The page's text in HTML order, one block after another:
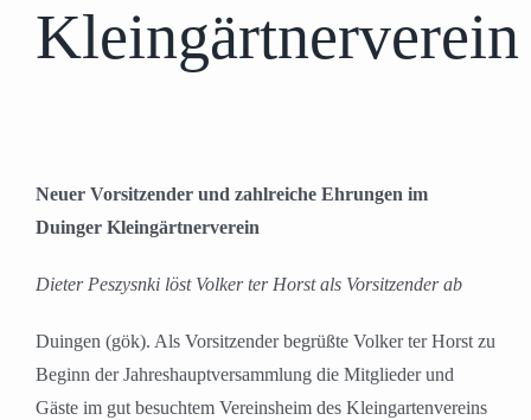
Kleingärtnerverein
Neuer Vorsitzender und zahlreiche Ehrungen im
Duinger Kleingärtnerverein
Dieter Peszysnki löst Volker ter Horst als Vorsitzender ab
Duingen (gök). Als Vorsitzender begrüßte Volker ter Horst zu
Beginn der Jahreshauptversammlung die Mitglieder und
Gäste im gut besuchtem Vereinsheim des Kleingartenvereins